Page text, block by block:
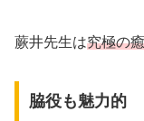
蕨井先生は究極の
脇役も魅力的